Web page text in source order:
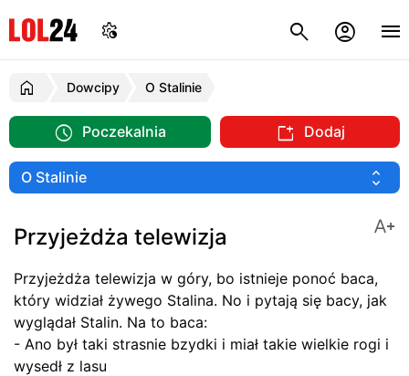
Dowcipy O Stalinie
Poczekalnia Dodaj
Przyjeżdża telewizja
Przyjeżdża telewizja w góry, bo istnieje ponoć baca,
który widział żywego Stalina. No i pytają się bacy, jak
wyglądał Stalin. Na to baca:
- Ano był taki strasnie bzydki i miał takie wielkie rogi i
wysedł z lasu